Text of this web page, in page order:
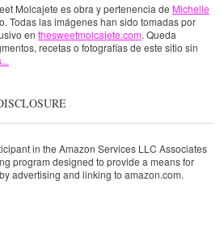
Molcajete es obra y pertenencia de Michelle
Todas las imágenes han sido tomadas por
en thesweetmolcajete.com. Queda
recetas o fotografías de este sitio sin
in the Amazon Services LLC Associates
program designed to provide a means for
advertising and linking to amazon.com.